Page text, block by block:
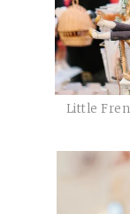
Little